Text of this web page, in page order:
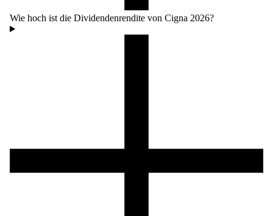
Wie hoch ist die Dividendenrendite von Cigna 2026?